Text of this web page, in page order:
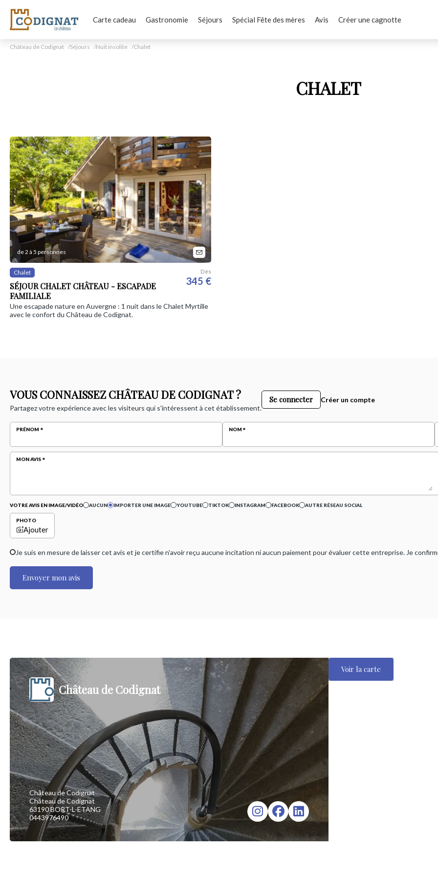
Carte cadeau Gastronomie Séjours Spécial Fête des mères Avis Créer une cagnotte
Château de Codignat Séjours Nuit insolite Chalet
CHALET
de 2 à 5 personnes
Chalet
SÉJOUR CHALET CHÂTEAU - ESCAPADE
FAMILIALE
Dès
345 €
Une escapade nature en Auvergne : 1 nuit dans le Chalet Myrtille
avec le confort du Château de Codignat.
VOUS CONNAISSEZ CHÂTEAU DE CODIGNAT ?
Partagez votre expérience avec les visiteurs qui s'intéressent à cet établissement.
Se connecter Créer un compte
PRÉNOM NOM
MON AVIS
VOTRE AVIS EN IMAGE/VIDÉO AUCUN IMPORTER UNE IMAGE YOUTUBE TIKTOK INSTAGRAM FACEBOOK AUTRE RÉSEAU SOCIAL
PHOTO
Ajouter
Je suis en mesure de laisser cet avis et je certifie n'avoir reçu aucune incitation ni aucun paiement pour évaluer cette entreprise. Je
Envoyer mon avis
Château de Codignat
Château de Codignat
Château de Codignat
63190 BORT-L-ETANG
0443976490
Voir la carte